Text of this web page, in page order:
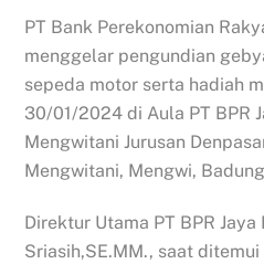
PT Bank Perekonomian
menggelar pengundian
sepeda motor serta hadiah
30/01/2024 di Aula PT BPR
Mengwitani Jurusan
Mengwitani, Mengwi,
Direktur Utama PT BPR Jaya
Sriasih,SE.MM., saat